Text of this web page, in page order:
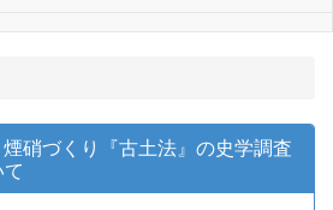
煙硝づくり『古土法』の史学調査